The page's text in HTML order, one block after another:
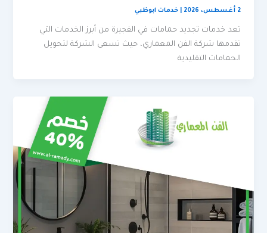
2 أغسطس، 2026 |خدمات ابوظبي
تعد خدمات تجديد حمامات في الفجيرة من أبرز الخدمات التي
تقدمها شركة الفن المعماري، حيث تسعى الشركة لتحويل
الحمامات التقليدية